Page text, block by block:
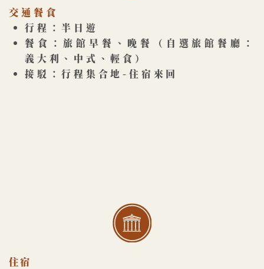
交通餐食
行程：半日遊
餐食：旅館早餐、晚餐（自選旅館餐廳：
義大利、中式、輕食）
接駁：行程集合地-住宿來回
住宿